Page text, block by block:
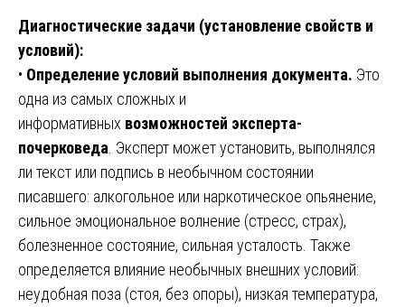
Диагностические задачи (установление свойств и
условий):
• Определение условий выполнения документа. Это
одна из самых сложных и
информативных возможностей эксперта-
почерковеда . Эксперт может установить, выполнялся
ли текст или подпись в необычном состоянии
писавшего: алкогольное или наркотическое опьянение,
сильное эмоциональное волнение (стресс, страх),
болезненное состояние, сильная усталость. Также
определяется влияние необычных внешних условий:
неудобная поза (стоя, без опоры), низкая температура,